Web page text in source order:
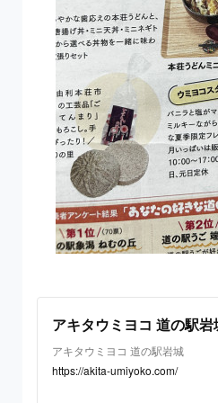
アキタウミヨコ 道の駅岩
アキタウミヨコ 道の駅岩城
https://akita-umiyoko.com/